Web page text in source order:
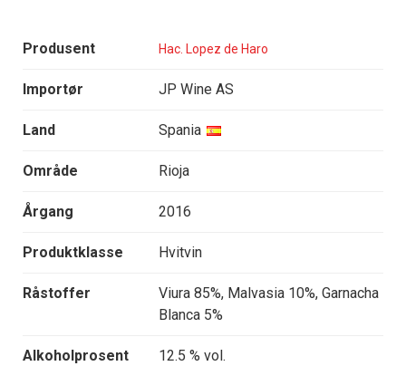
Produsent Hac. Lopez de Haro
Importør JP Wine AS
Land Spania
Område Rioja
Årgang 2016
Produktklasse Hvitvin
Råstoffer
Viura 85%, Malvasia 10%, Garnacha
Blanca 5%
Alkoholprosent 12.5 % vol.